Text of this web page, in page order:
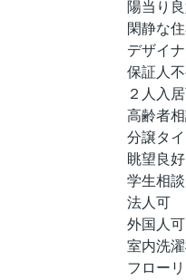
陽当り
閑静な
デザイ
保証人
２人入
高齢者
分譲タ
眺望良好
学生相談
法人可
外国人可
室内洗
フロー